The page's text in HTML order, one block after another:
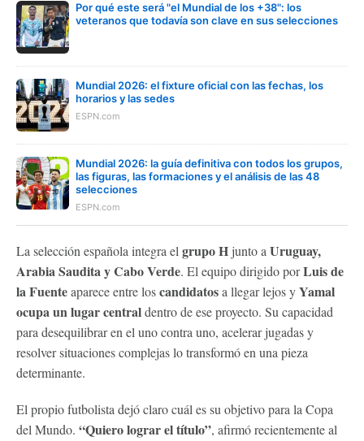
Por qué este será "el Mundial de los +38": los
veteranos que todavía son clave en sus selecciones
Mundial 2026: el fixture oficial con las fechas, los
horarios y las sedes
ESPN.com
Mundial 2026: la guía definitiva con todos los grupos,
las figuras, las formaciones y el análisis de las 48
selecciones
ESPN.com
La selección española integra el grupo H junto a Uruguay,
Arabia Saudita y Cabo Verde. El equipo dirigido porLuis de
la Fuenteaparece entre loscandidatosa llegar lejos yYamal
ocupa un lugar centraldentro de ese proyecto. Su capacidad
para desequilibrar en el uno contra uno, acelerar jugadas y
resolver situaciones complejas lo transformó en una pieza
determinante.
El propio futbolista dejó claro cuál es su objetivo para la Copa
del Mundo. “Quiero lograr el título”, afirmó recientemente al